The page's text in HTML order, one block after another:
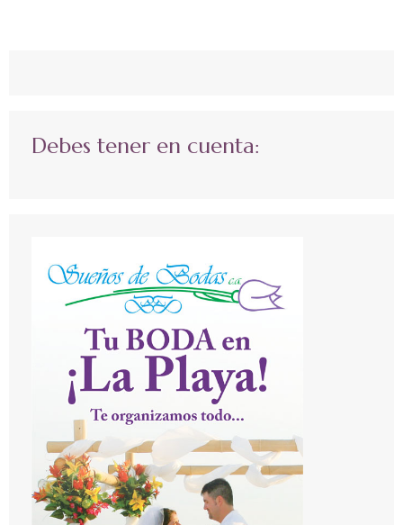
Debes tener en cuenta: